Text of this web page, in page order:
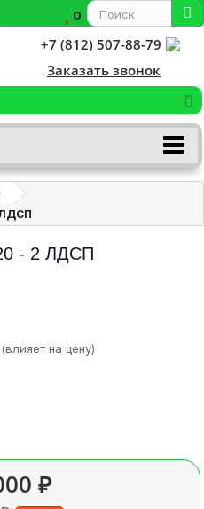
0
+7 (812) 507-88-79
Заказать звонок
- 2 ЛДСП
на цену)
₽